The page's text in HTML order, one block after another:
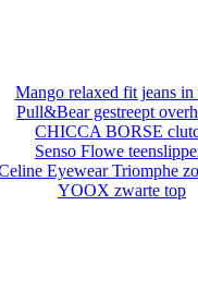
Mango relaxed fit jeans in
Pull&Bear gestreept
CHICCA BORSE
Senso Flowe
Eyewear Triomphe
YOOX zwarte top